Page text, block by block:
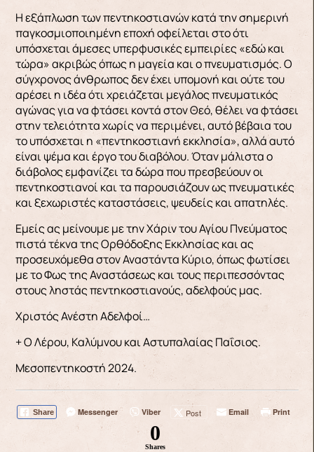
Η εξάπλωση των πεντηκοστιανών κατά την σημερινή
παγκοσμιοποιημένη εποχή οφείλεται στο ότι
υπόσχεται άμεσες υπερφυσικές εμπειρίες «εδώ και
τώρα» ακριβώς όπως η μαγεία και ο πνευματισμός. Ο
σύγχρονος άνθρωπος δεν έχει υπομονή και ούτε του
αρέσει η ιδέα ότι χρειάζεται μεγάλος πνευματικός
αγώνας για να φτάσει κοντά στον Θεό, θέλει να φτάσει
στην τελειότητα χωρίς να περιμένει, αυτό βέβαια του
το υπόσχεται η «πεντηκοστιανή εκκλησία», αλλά αυτό
είναι ψέμα και έργο του διαβόλου. Όταν μάλιστα ο
διάβολος εμφανίζει τα δώρα που πρεσβεύουν οι
πεντηκοστιανοί και τα παρουσιάζουν ως πνευματικές
και ξεχωριστές καταστάσεις, ψευδείς και απατηλές.
Εμείς ας μείνουμε με την Χάριν του Αγίου Πνεύματος
πιστά τέκνα της Ορθόδοξης Εκκλησίας και ας
προσευχόμεθα στον Αναστάντα Κύριο, όπως φωτίσει
με το Φως της Αναστάσεως και τους περιπεσσόντας
στους ληστάς πεντηκοστιανούς, αδελφούς μας.
Χριστός Ανέστη Αδελφοί…
+ Ο Λέρου, Καλύμνου και Αστυπαλαίας Παΐσιος.
Μεσοπεντηκοστή 2024.
Share Messenger Viber Post Email Print
0
Shares